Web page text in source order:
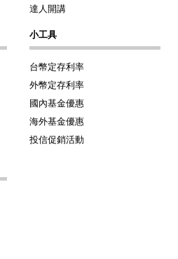
達人開講
小工具
台幣定存利率
外幣定存利率
國內基金優惠
海外基金優惠
投信促銷活動